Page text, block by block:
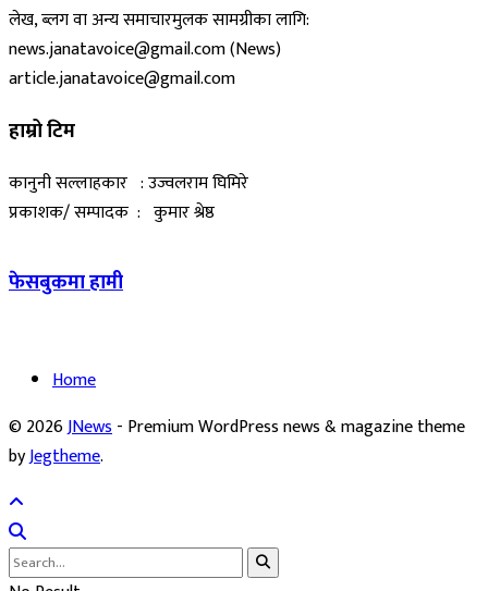
लेख, ब्लग वा अन्य समाचारमुलक सामग्रीका लागि:
news.janatavoice@gmail.com (News)
article.janatavoice@gmail.com
हाम्रो टिम
कानुनी सल्लाहकार : उज्वलराम घिमिरे
प्रकाशक/ सम्पादक : कुमार श्रेष्ठ
फेसबुकमा हामी
Home
© 2026JNews- Premium WordPress news & magazine theme
byJegtheme.